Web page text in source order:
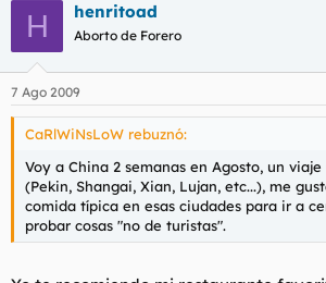
H henritoad
Aborto de Forero
7 Ago 2009
CaRlWiNsLoW rebuznó:
Voy a China 2 semanas en Agosto, un
(Pekin, Shangai, Xian, Lujan, etc...), me
comida típica en esas ciudades para ir a
probar cosas "no de turistas".